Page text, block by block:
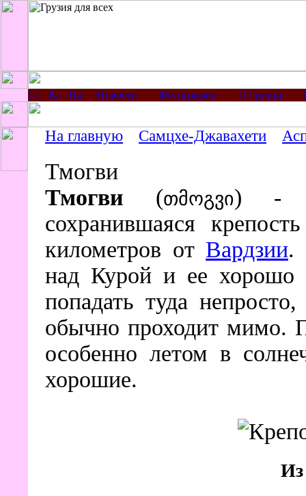
Новости Фотографии О Грузии
На главную Самцхе-Джавахети
Тмогви
Тмогви (თმოგვი) -
сохранившаяся
километров от Вардзии.
над Курой и ее хорошо
попадать туда
обычно проходит мимо.
особенно летом в
хорошие.
Из